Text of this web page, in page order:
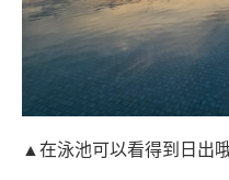
▲在泳池可以看得到日出